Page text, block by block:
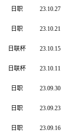
日职 23.10.27
日职 23.10.21
日联杯 23.10.15
日联杯 23.10.11
日职 23.09.30
日职 23.09.23
日职 23.09.16